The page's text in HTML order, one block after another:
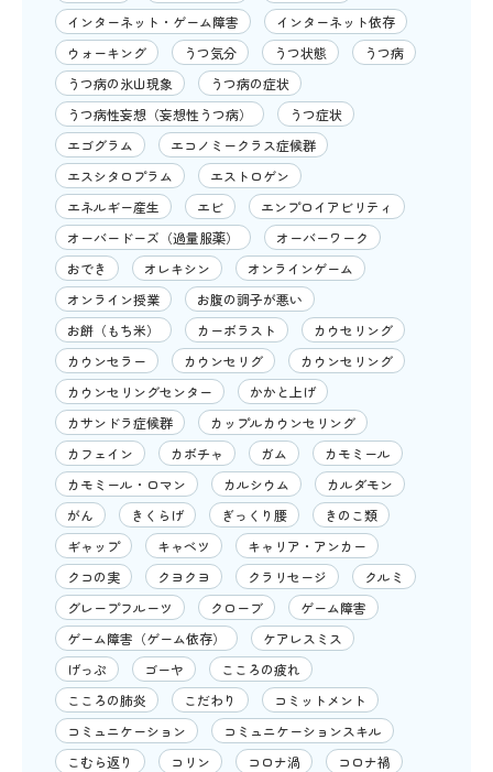
インターネット・ゲーム障害
インターネット依存
ウォーキング
うつ気分 うつ状態
うつ病
うつ病の氷山現象
うつ病の症状
うつ病性妄想（妄想性うつ病）
うつ症状
エゴグラム
エコノミークラス症候群
エスシタロプラム
エストロゲン
エネルギー産生
エビ
エンプロイアビリティ
オーバードーズ（過量服薬）
オーバーワーク
おでき
オレキシン
オンラインゲーム
オンライン授業
お腹の調子が悪い
お餅（もち米）
カーボラスト
カウセリング
カウンセラー
カウンセリグ
カウンセリング
カウンセリングセンター
かかと上げ
カサンドラ症候群
カップルカウンセリング
カフェイン
カボチャ ガム
カモミール
カモミール・ロマン
カルシウム
カルダモン
がん
きくらげ ぎっくり腰
きのこ類
ギャップ
キャベツ
キャリア・アンカー
クコの実
クヨクヨ クラリセージ
クルミ
グレープフルーツ
クローブ
ゲーム障害
ゲーム障害（ゲーム依存）
ケアレスミス
げっぷ
ゴーヤ
こころの疲れ
こころの肺炎
こだわり
コミットメント
コミュニケーション
コミュニケーションスキル
こむら返り
コリン コロナ渦
コロナ禍